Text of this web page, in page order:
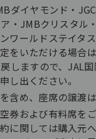
ダイヤモンド・
・JMBクリスタル
ワールドステイタス
をいただける場合
しますので、JAL
し出ください。
含め、座席の譲渡は
券および有料席をご
に関しては購入元